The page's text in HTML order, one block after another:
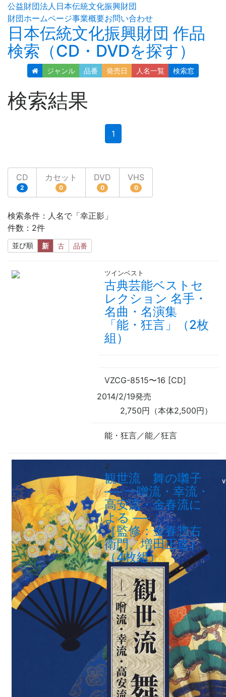
公益財団法人日本伝統文化振興財団
財団ホームページ事業概要お問い合わせ
日本伝統文化振興財団 作品
検索（CD・DVDを探す）
ジャンル 品番 発売日 人名一覧 検索窓
検索結果
1(current)
CD
2
カセット
0
DVD
0
VHS
0
検索条件：人名で「幸正影」
件数：2件
並び順 新 古 品番
ツインベスト
古典芸能ベストセ
レクション 名手・
名曲・名演集
「能・狂言」（2枚
組）
VZCG-8515〜16 [CD]
2014/2/19発売
2,750円（本体2,500円）
能・狂言／能／狂言
♪
観世流 舞の囃子
──一噌流・幸流・
高安流・金春流に
よる──
［監修：金春惣右
衛門、増田正造］
（4枚組）